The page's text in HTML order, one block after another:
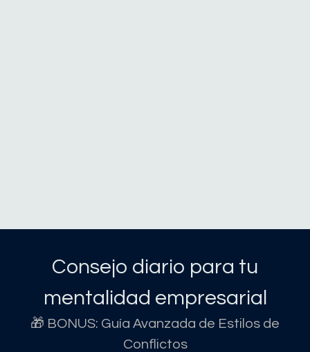
Consejo diario para tu
mentalidad empresarial
🎁 BONUS: Guía Avanzada de Estilos de
Conflictos